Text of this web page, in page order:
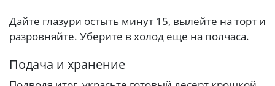
Дайте глазури остыть минут 15, вылейте на торт и
разровняйте. Уберите в холод еще на полчаса.
Подача и хранение